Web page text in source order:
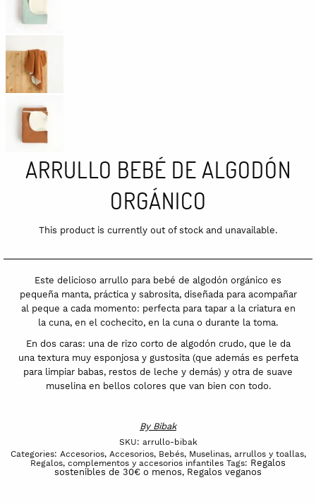
ARRULLO BEBÉ DE ALGODÓN
ORGÁNICO
This product is currently out of stock and unavailable.
Este delicioso arrullo para bebé de algodón orgánico es
pequeña manta, práctica y sabrosita, diseñada para acompañar
al peque a cada momento: perfecta para tapar a la criatura en
la cuna, en el cochecito, en la cuna o durante la toma.
En dos caras: una de rizo corto de algodón crudo, que le da
una textura muy esponjosa y gustosita (que además es perfeta
para limpiar babas, restos de leche y demás) y otra de suave
muselina en bellos colores que van bien con todo.
By Bibak
SKU: arrullo-bibak
Categories: Accesorios, Accesorios, Bebés, Muselinas, arrullos y toallas,
Regalos, complementos y accesorios infantiles Tags: Regalos
sostenibles de 30€ o menos, Regalos veganos